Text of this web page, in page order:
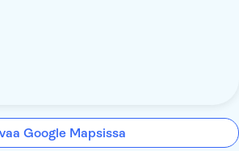
Google Mapsissa